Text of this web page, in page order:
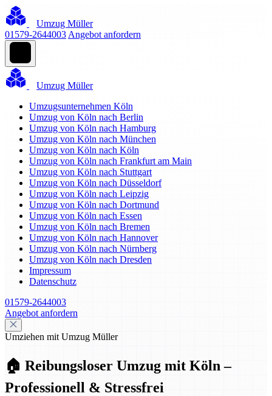
Umzug Müller
01579-2644003 Angebot anfordern
Umzug Müller
Umzugsunternehmen Köln
Umzug von Köln nach Berlin
Umzug von Köln nach Hamburg
Umzug von Köln nach München
Umzug von Köln nach Köln
Umzug von Köln nach Frankfurt am Main
Umzug von Köln nach Stuttgart
Umzug von Köln nach Düsseldorf
Umzug von Köln nach Leipzig
Umzug von Köln nach Dortmund
Umzug von Köln nach Essen
Umzug von Köln nach Bremen
Umzug von Köln nach Hannover
Umzug von Köln nach Nürnberg
Umzug von Köln nach Dresden
Impressum
Datenschutz
01579-2644003
Angebot anfordern
Umziehen mit Umzug Müller
🏠 Reibungsloser Umzug mit Köln –
Professionell & Stressfrei